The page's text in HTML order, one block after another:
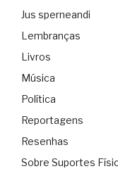
Jus sperneandi
Lembranças
Livros
Música
Política
Reportagens
Resenhas
Sobre Suportes